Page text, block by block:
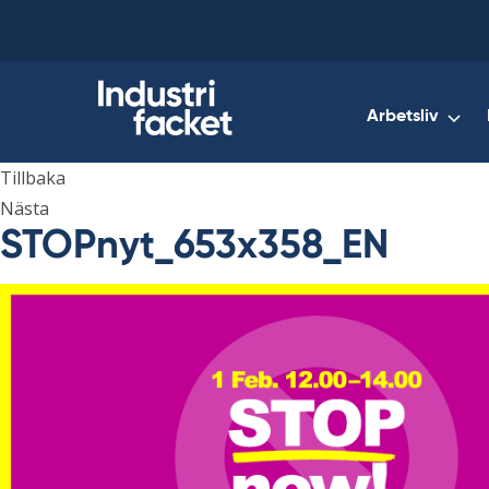
Arbetsliv
Tillbaka
Nästa
STOPnyt_653x358_EN